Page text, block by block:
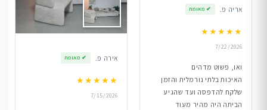
אריה פ. ✔ מאומת
★★★★★
7/22/2026
ואו, פשוט מדהים
האיכות בלתי נורמלית והזמן
שלקח להדפסה ועד שהגיע
הביתה היה מהיר מעוד
אירה פ. ✔ מאומת
★★★★★
7/15/2026